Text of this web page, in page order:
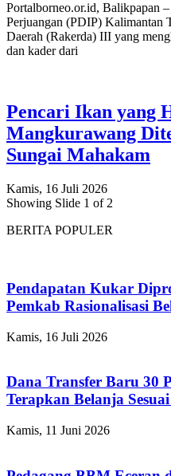
Portalborneo.or.id, Balikpapan
Perjuangan (PDIP) Kalimantan
Daerah (Rakerda) III yang
dan kader dari
Pencari Ikan yang
Mangkurawang
Sungai Mahakam
Kamis, 16 Juli 2026
Showing Slide 1 of 2
BERITA POPULER
Pendapatan Kukar
Pemkab Rasionalisasi
Kamis, 16 Juli 2026
Dana Transfer Baru 30
Terapkan Belanja
Kamis, 11 Juni 2026